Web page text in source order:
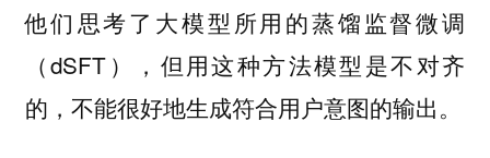
他们思考了大模型所用的蒸馏监督微调
（dSFT），但用这种方法模型是不对齐
的，不能很好地生成符合用户意图的输出。